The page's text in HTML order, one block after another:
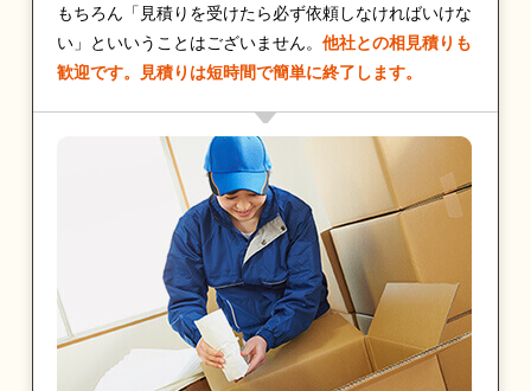
もちろん「見積りを受けたら必ず依頼しなければいけな
い」といいうことはございません。 他社との相見積りも
歓迎です。見積りは短時間で簡単に終了します。